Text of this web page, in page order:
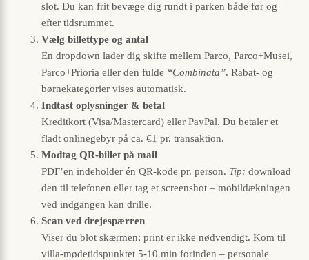
slot. Du kan frit bevæge dig rundt i parken både før og
efter tidsrummet.
Vælg billettype og antal
En dropdown lader dig skifte mellem Parco, Parco+Musei,
Parco+Prioria eller den fulde “Combinata”. Rabat- og
børnekategorier vises automatisk.
Indtast oplysninger & betal
Kreditkort (Visa/Mastercard) eller PayPal. Du betaler et
fladt onlinegebyr på ca. €1 pr. transaktion.
Modtag QR-billet på mail
PDF’en indeholder én QR-kode pr. person. Tip: download
den til telefonen eller tag et screenshot – mobildækningen
ved indgangen kan drille.
Scan ved drejespærren
Viser du blot skærmen; print er ikke nødvendigt. Kom til
villa-mødetidspunktet 5-10 min forinden – personale